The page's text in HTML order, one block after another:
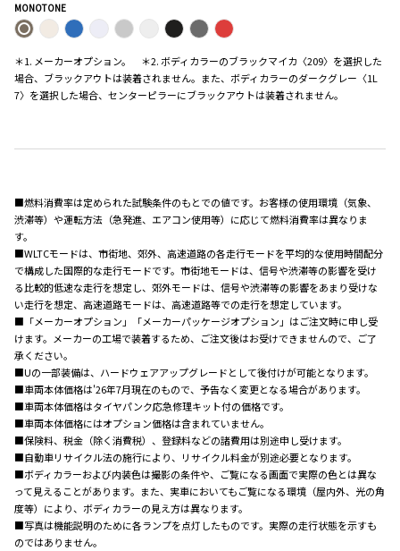
MONOTONE
＊1. メーカーオプション。 ＊2. ボディカラーのブラックマイカ〈209〉を選択した
場合、ブラックアウトは装着されません。また、ボディカラーのダークグレー〈1L
7〉を選択した場合、センターピラーにブラックアウトは装着されません。
■燃料消費率は定められた試験条件のもとでの値です。お客様の使用環境（気象、
渋滞等）や運転方法（急発進、エアコン使用等）に応じて燃料消費率は異なりま
す。
■WLTCモードは、市街地、郊外、高速道路の各走行モードを平均的な使用時間配分
で構成した国際的な走行モードです。市街地モードは、信号や渋滞等の影響を受け
る比較的低速な走行を想定し、郊外モードは、信号や渋滞等の影響をあまり受けな
い走行を想定、高速道路モードは、高速道路等での走行を想定しています。
■「メーカーオプション」「メーカーパッケージオプション」はご注文時に申し受
けます。メーカーの工場で装着するため、ご注文後はお受けできませんので、ご了
承ください。
■Uの一部装備は、ハードウェアアップグレードとして後付けが可能となります。
■車両本体価格は'26年7月現在のもので、予告なく変更となる場合があります。
■車両本体価格はタイヤパンク応急修理キット付の価格です。
■車両本体価格にはオプション価格は含まれていません。
■保険料、税金（除く消費税）、登録料などの諸費用は別途申し受けます。
■自動車リサイクル法の施行により、リサイクル料金が別途必要となります。
■ボディカラーおよび内装色は撮影の条件や、ご覧になる画面で実際の色とは異な
って見えることがあります。また、実車においてもご覧になる環境（屋内外、光の角
度等）により、ボディカラーの見え方は異なります。
■写真は機能説明のために各ランプを点灯したものです。実際の走行状態を示すも
のではありません。